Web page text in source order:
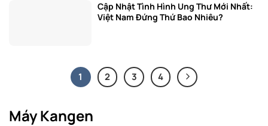
Cập Nhật Tình Hình Ung Thư Mới Nhất:
Việt Nam Đứng Thứ Bao Nhiêu?
1 2 3 4
Máy Kangen